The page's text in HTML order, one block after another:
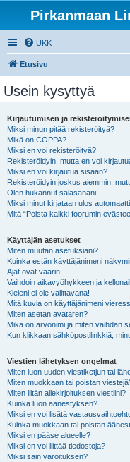
Pirkanmaan
UKK
Etusivu
Usein kysyttyä
Kirjautumisen ja
Miksi minun pitää rekisteröityä?
Mikä on COPPA?
Miksi en voi rekisteröityä?
Rekisteröidyin, mutta en voi
Miksi en voi kirjautua sisään?
Rekisteröidyin joskus aiemmin,
Olen hukannut salasanani!
Miksi minut kirjataan ulos
Mitä “Poista kaikki foorumin
Käyttäjän asetukset
Miten muutan asetuksiani?
Kuinka estän käyttäjänimeni
Ajat ovat väärin!
Vaihdoin aikavyöhykkeen ja
Kieleni ei ole valittavana!
Mitä kuvia on käyttäjänimeni
Miten asetan avataren?
Mikä on arvonimi ja miten vaihdan
Kun klikkaan sähköpostilinkkiä,
Viestien lähetyksen ongelmat
Miten luon uuden viestiketjun tai
Miten muokkaan tai poistan
Miten liitän allekirjoituksen viestiini?
Kuinka luon äänestyksen?
Miksi en voi lisätä
Kuinka muokkaan tai poistan
Miksi en pääse alueelle?
Miksi en voi liittää tiedostoja?
Miksi sain varoituksen?